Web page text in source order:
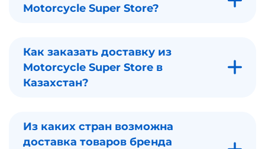
Motorcycle Super Store?
Как заказать доставку из
Motorcycle Super Store в
Казахстан?
Из каких стран возможна
доставка товаров бренда